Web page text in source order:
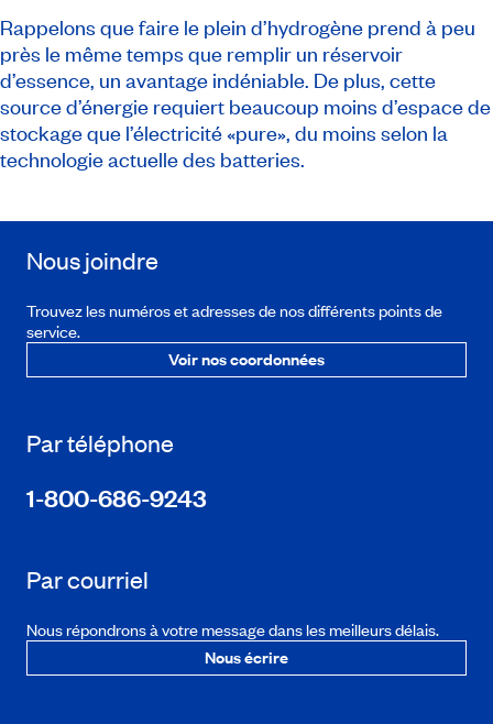
Rappelons que faire le plein d’hydrogène prend à peu
près le même temps que remplir un réservoir
d’essence, un avantage indéniable. De plus, cette
source d’énergie requiert beaucoup moins d’espace de
stockage que l’électricité «pure», du moins selon la
technologie actuelle des batteries.
Nous joindre
Trouvez les numéros et adresses de nos différents points de
service.
Voir nos coordonnées
Par téléphone
1-800-686-9243
Par courriel
Nous répondrons à votre message dans les meilleurs délais.
Nous écrire